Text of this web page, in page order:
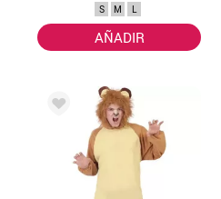
S M L
AÑADIR